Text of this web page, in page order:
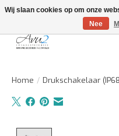
Home / Drukschakelaar
Wij slaan cookies op om onze
Nee